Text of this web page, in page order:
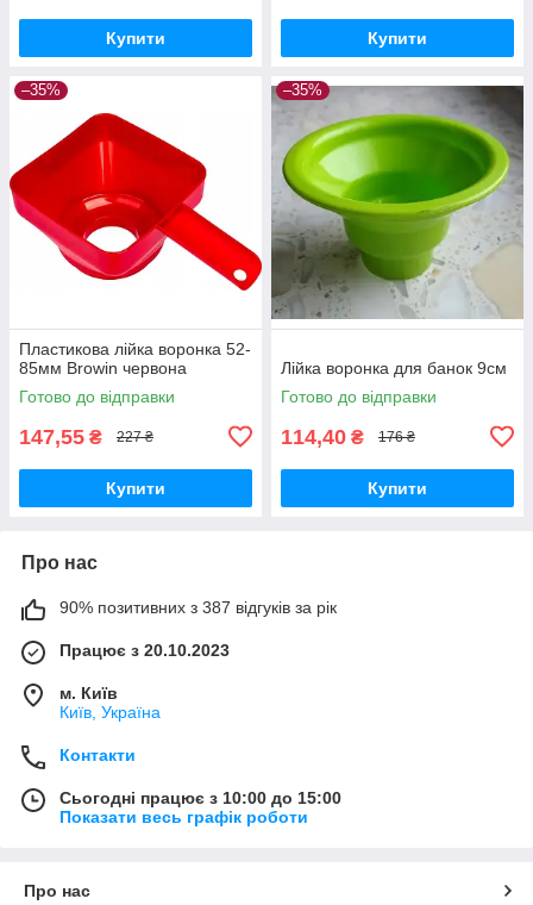
Купити Купити
–35%
Пластикова лійка воронка 52-
85мм Browin червона
Готово до відправки
147,55 ₴ 227 ₴
Купити
–35%
Лійка воронка для банок 9см
Готово до відправки
114,40 ₴ 176 ₴
Купити
Про нас
90% позитивних з 387 відгуків за рік
Працює з 20.10.2023
м. Київ
Київ, Україна
Контакти
Сьогодні працює з 10:00 до 15:00
Показати весь графік роботи
Про нас